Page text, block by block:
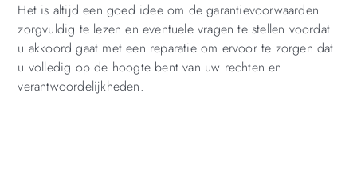
Het is altijd een goed idee om de garantievoorwaarden
zorgvuldig te lezen en eventuele vragen te stellen voordat
u akkoord gaat met een reparatie om ervoor te zorgen dat
u volledig op de hoogte bent van uw rechten en
verantwoordelijkheden.